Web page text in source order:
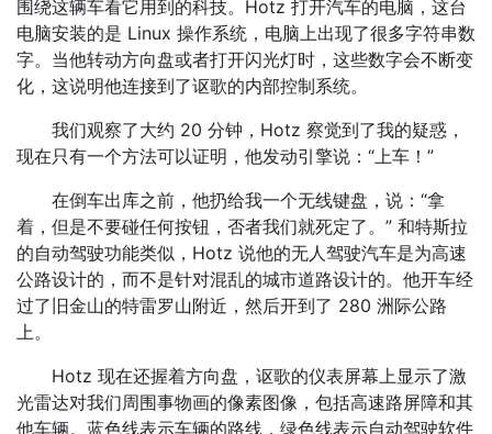
围绕这辆车看它用到的科技。Hotz 打开汽车的电脑，这台
电脑安装的是 Linux 操作系统，电脑上出现了很多字符串数
字。当他转动方向盘或者打开闪光灯时，这些数字会不断变
化，这说明他连接到了讴歌的内部控制系统。
我们观察了大约 20 分钟，Hotz 察觉到了我的疑惑，
现在只有一个方法可以证明，他发动引擎说：“上车！”
在倒车出库之前，他扔给我一个无线键盘，说：“拿
着，但是不要碰任何按钮，否者我们就死定了。” 和特斯拉
的自动驾驶功能类似，Hotz 说他的无人驾驶汽车是为高速
公路设计的，而不是针对混乱的城市道路设计的。他开车经
过了旧金山的特雷罗山附近，然后开到了 280 洲际公路
上。
Hotz 现在还握着方向盘，讴歌的仪表屏幕上显示了激
光雷达对我们周围事物画的像素图像，包括高速路屏障和其
他车辆。蓝色线表示车辆的路线，绿色线表示自动驾驶软件